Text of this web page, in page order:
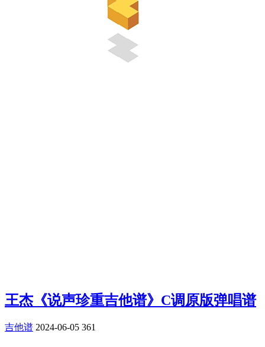
王杰《说声珍重吉他谱》C调原版弹唱谱
吉他谱 2024-06-05 361